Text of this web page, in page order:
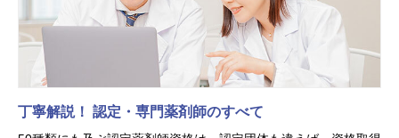
丁寧解説！ 認定・専門薬剤師のすべて